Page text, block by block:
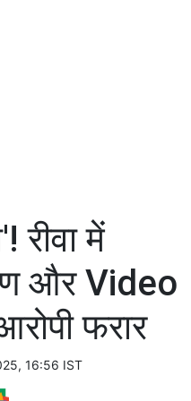
रीवा में
और Video
फरार
16:56 IST